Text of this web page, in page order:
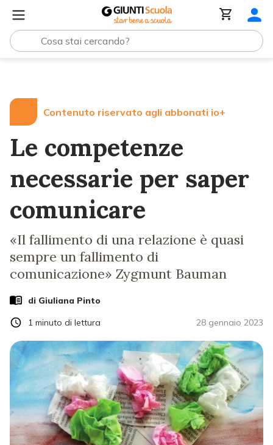
Contenuto riservato agli abbonati io+
Le competenze
necessarie per saper
comunicare
«Il fallimento di una relazione è quasi
sempre un fallimento di
comunicazione» Zygmunt Bauman
di Giuliana Pinto
28 gennaio 2023
1 minuto di lettura